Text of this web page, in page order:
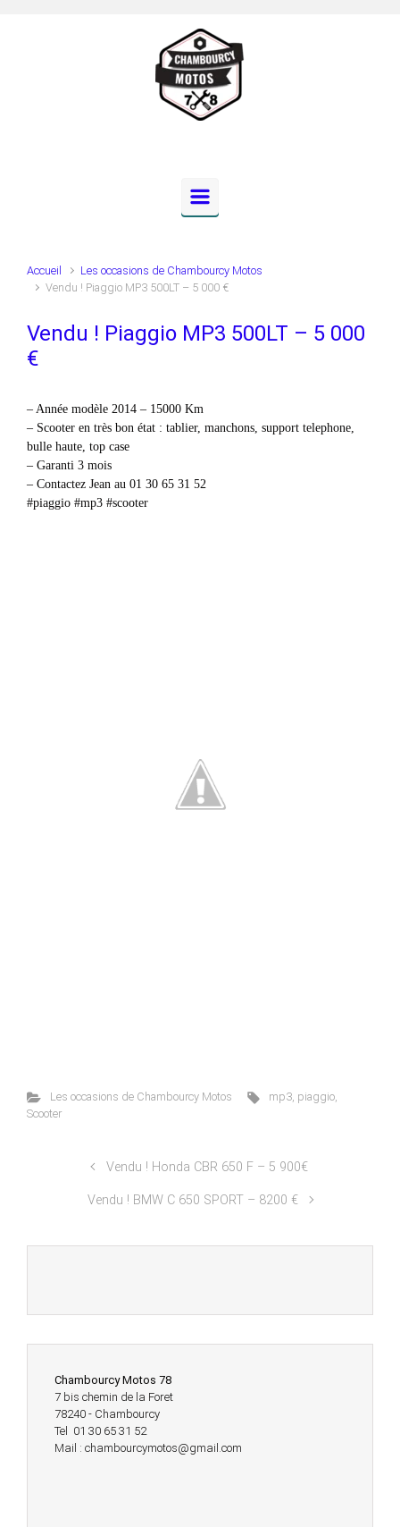
Accueil
Les occasions de Chambourcy Motos
Vendu ! Piaggio MP3 500LT – 5 000 €
Vendu ! Piaggio MP3 500LT – 5 000
€
– Année modèle 2014 – 15000 Km
– Scooter en très bon état : tablier, manchons, support telephone,
bulle haute, top case
– Garanti 3 mois
– Contactez Jean au 01 30 65 31 52
#piaggio #mp3 #scooter
Les occasions de Chambourcy Motos mp3, piaggio,
Scooter
Vendu ! Honda CBR 650 F – 5 900€
Vendu ! BMW C 650 SPORT – 8200 €
Chambourcy Motos 78
7 bis chemin de la Foret
78240 - Chambourcy
Tel 01 30 65 31 52
Mail : chambourcymotos@gmail.com